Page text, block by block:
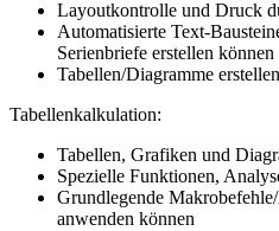
Layoutkontrolle und Druck
Automatisierte Text-
Serienbriefe erstellen können
Tabellen/Diagramme
Tabellenkalkulation:
Tabellen, Grafiken und
Spezielle Funktionen,
Grundlegende
anwenden können